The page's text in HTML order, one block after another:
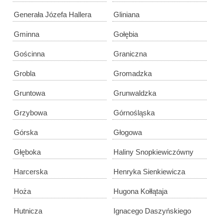
Generała Józefa Hallera Gliniana
Gminna Gołębia
Gościnna Graniczna
Grobla Gromadzka
Gruntowa Grunwaldzka
Grzybowa Górnośląska
Górska Głogowa
Głęboka Haliny Snopkiewiczówny
Harcerska Henryka Sienkiewicza
Hoża Hugona Kołłątaja
Hutnicza Ignacego Daszyńskiego